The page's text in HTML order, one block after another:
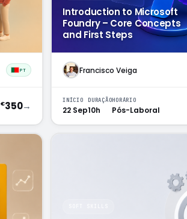
PT
€350→
Introduction to Microsoft
Foundry – Core Concepts
and First Steps
Francisco Veiga
INÍCIO
22 Sep
DURAÇÃO
10h
HORÁRIO
Pós-Laboral